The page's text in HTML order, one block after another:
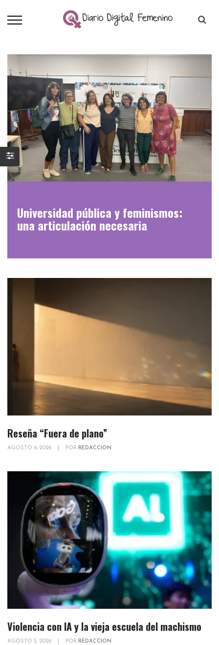
Universidad pública y feminismos:
una articulación necesaria
Reseña “Fuera de plano”
AGOSTO 6, 2026 POR REDACCION
Violencia con IA y la vieja escuela del machismo
AGOSTO 5, 2026 POR REDACCION